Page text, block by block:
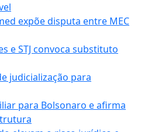
expõe disputa entre MEC
e STJ convoca substituto
judicialização para
para Bolsonaro e afirma